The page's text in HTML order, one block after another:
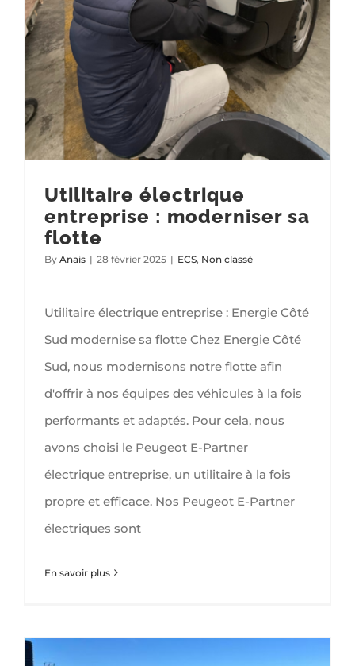
Utilitaire électrique
entreprise : moderniser sa
flotte
By Anais | 28 février 2025 | ECS, Non classé
Utilitaire électrique entreprise : Energie Côté
Sud modernise sa flotte Chez Energie Côté
Sud, nous modernisons notre flotte afin
d'offrir à nos équipes des véhicules à la fois
performants et adaptés. Pour cela, nous
avons choisi le Peugeot E-Partner
électrique entreprise, un utilitaire à la fois
propre et efficace. Nos Peugeot E-Partner
électriques sont
En savoir plus